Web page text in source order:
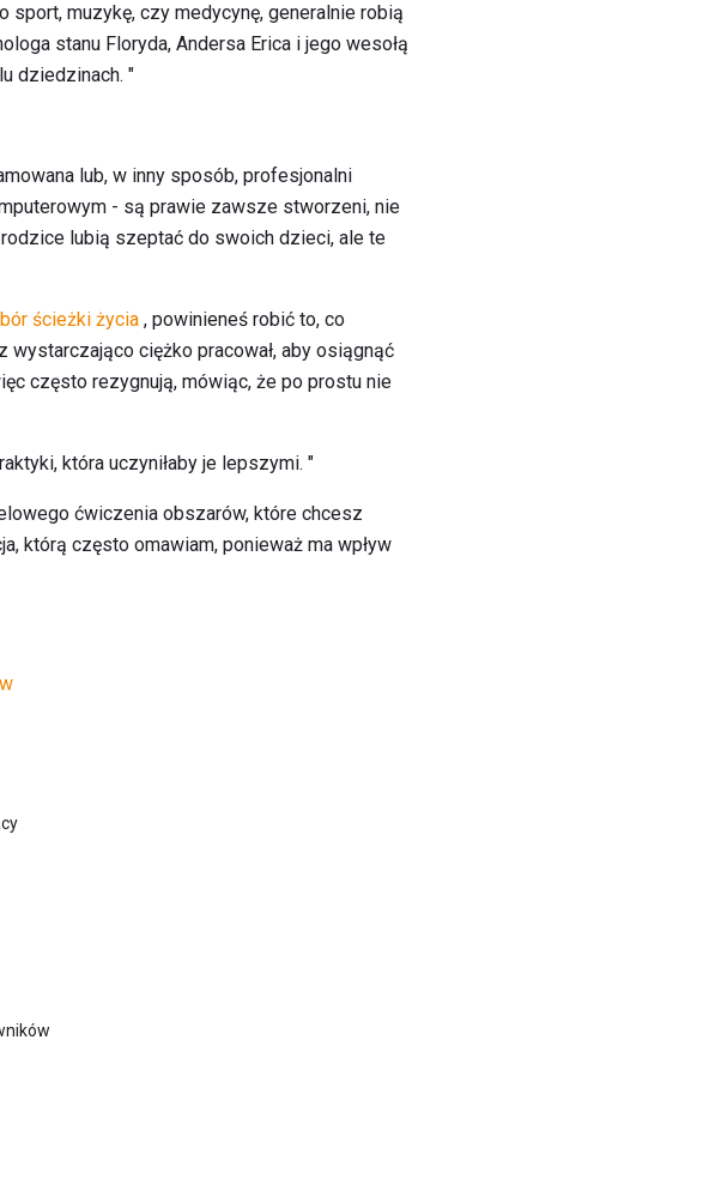
muzykę, czy medycynę, generalnie robią
stanu Floryda, Andersa Erica i jego wesołą
dziedzinach. "
lub, w inny sposób, profesjonalni
- są prawie zawsze stworzeni, nie
lubią szeptać do swoich dzieci, ale te
ścieżki życia , powinieneś robić to, co
ciężko pracował, aby osiągnąć
często rezygnują, mówiąc, że po prostu nie
która uczyniłaby je lepszymi. "
ćwiczenia obszarów, które chcesz
którą często omawiam, ponieważ ma wpływ